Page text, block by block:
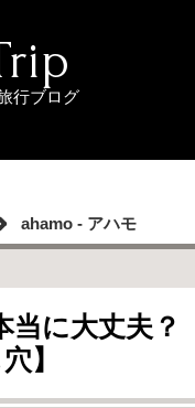
行ブログ
ahamo - アハモ
に大丈夫？
】